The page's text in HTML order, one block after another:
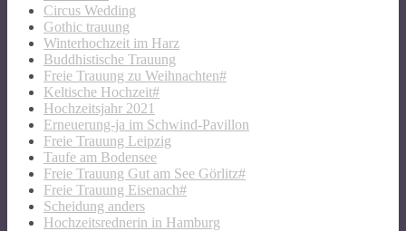
Circus Wedding
Gothic trauung
Winterhochzeit im Harz
Buddhistische Trauung
Freie Trauung zu Weihnachten#
Keltische Hochzeit#
Hochzeitsjahr 2021
Erneuerung-ja im Schwind-Pavillon
Freie Trauung Leipzig
Taufe am Bodensee
Freie Trauung Gut am See Görlitz#
Freie Trauung Eisenach#
Scheidung anders
Hochzeitsrednerin in Hamburg